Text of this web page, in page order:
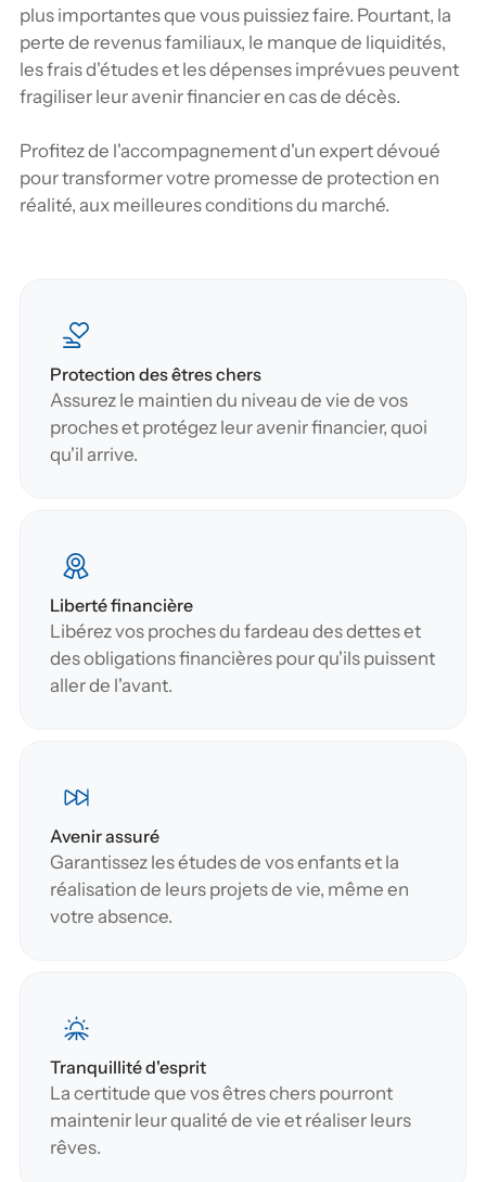
plus importantes que vous puissiez faire. Pourtant, la
perte de revenus familiaux, le manque de liquidités,
les frais d'études et les dépenses imprévues peuvent
fragiliser leur avenir financier en cas de décès.
Profitez de l'accompagnement d'un expert dévoué
pour transformer votre promesse de protection en
réalité, aux meilleures conditions du marché.
Protection des êtres chers
Assurez le maintien du niveau de vie de vos
proches et protégez leur avenir financier, quoi
qu'il arrive.
Liberté financière
Libérez vos proches du fardeau des dettes et
des obligations financières pour qu'ils puissent
aller de l'avant.
Avenir assuré
Garantissez les études de vos enfants et la
réalisation de leurs projets de vie, même en
votre absence.
Tranquillité d'esprit
La certitude que vos êtres chers pourront
maintenir leur qualité de vie et réaliser leurs
rêves.